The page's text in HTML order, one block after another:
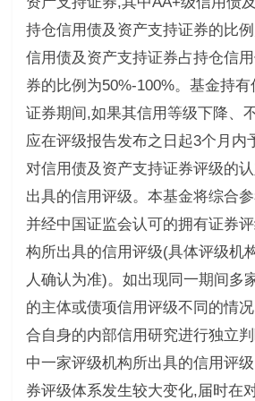
持仓信用债及资产支持证券的比
信用债及资产支持证券占持仓信
券的比例为50%-100%。基金持
证券期间,如果其信用等级下降、
应在评级报告发布之日起3个月内
对信用债及资产支持证券评级的
出具的信用评级。本基金将综合
并经中国证监会认可的拥有证券
构所出具的信用评级(具体评级机
人确认为准)。如出现同一期间多
的主体或债项信用评级不同的情
合自身的内部信用研究进行独立
中一家评级机构所出具的信用评
券评级体系发生较大变化,届时在